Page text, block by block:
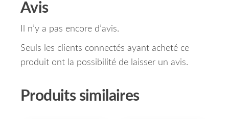
Avis
Il n’y a pas encore d’avis.
Seuls les clients connectés ayant acheté ce
produit ont la possibilité de laisser un avis.
Produits similaires